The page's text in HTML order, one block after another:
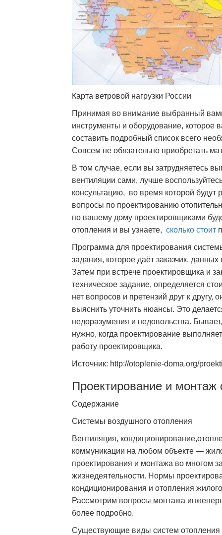
Карта ветровой нагрузки России
Принимая во внимание выбранный
инструменты и оборудование, которое
составить подробный список всего
Совсем не обязательно приобретать
В том случае, если вы затрудняетесь
вентиляции сами, лучше
консультацию, во время которой будут
вопросы по проектированию
по вашему дому проектировщиками
отопления и вы узнаете, сколько стоит
Программа для проектирования
задания, которое даёт заказчик,
Затем при встрече проектировщика и
техническое задание, определяется
нет вопросов и претензий друг к
выяснить уточнить нюансы. Это
недоразумения и недовольства.
нужно, когда проектирование
работу проектировщика.
Источник: http://otoplenie-doma.org/
Проектирование и монтаж
Содержание
Системы воздушного отопления
Вентиляция,
коммуникации на любом объекте —
проектирования и монтажа во многом
жизнедеятельности. Нормы
кондиционирования и отопления
Рассмотрим вопросы монтажа
более подробно.
Существующие виды систем отопления